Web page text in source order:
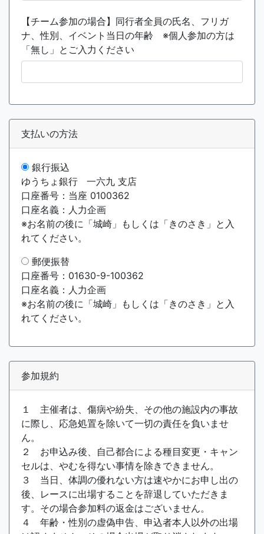
【チーム参加の場合】同行者全員の氏名、フリガ
ナ、性別、イベント当日の年齢 ※個人参加の方は
「無し」とご入力ください
支払いの方法
銀行振込
ゆうちょ銀行 一六九 支店
口座番号：当座 0100362
口座名義：人力企画
※お名前の後に「城崎」もしくは「きのさき」と入
れてください。
郵便振替
口座番号：01630-9-100362
口座名義：人力企画
※お名前の後に「城崎」もしくは「きのさき」と入
れてください。
参加規約
１ 主催者は、傷病や紛失、その他の施設内の事故
に際し、応急処置を除いて一切の責任を負いませ
ん。
２ お申込み後、自己都合による種目変更・キャン
セルは、やむを得ない事情を除きできません。
３ 当日、体調の優れない方は速やかにお申し出の
後、レースに出場することを辞退していただきま
す。その場合参加料の返金はございません。
４ 年齢・性別の虚偽申告、申込者本人以外の出場